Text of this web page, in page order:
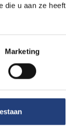
die u aan ze heeft
Marketing